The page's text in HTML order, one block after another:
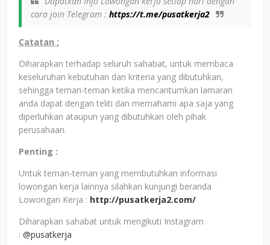
cara join Telegram : https://t.me/pusatkerja2
Catatan :
Diharapkan terhadap seluruh sahabat, untuk membaca
keseluruhan kebutuhan dan kriteria yang dibutuhkan,
sehingga teman-teman ketika mencantumkan lamaran
anda dapat dengan teliti dan memahami apa saja yang
diperluhkan ataupun yang dibutuhkan oleh pihak
perusahaan.
Penting :
Untuk teman-teman yang membutuhkan informasi
lowongan kerja lainnya silahkan kunjungi beranda
Lowongan Kerja : http://pusatkerja2.com/
Diharapkan sahabat untuk mengikuti Instagram
: @pusatkerja